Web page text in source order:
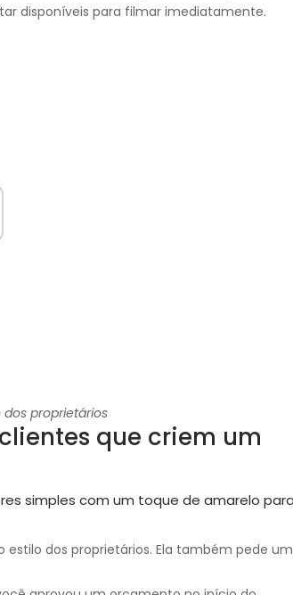
disponíveis para filmar imediatamente.
proprietários
que criem um
estilo dos proprietários. Ela também pede um